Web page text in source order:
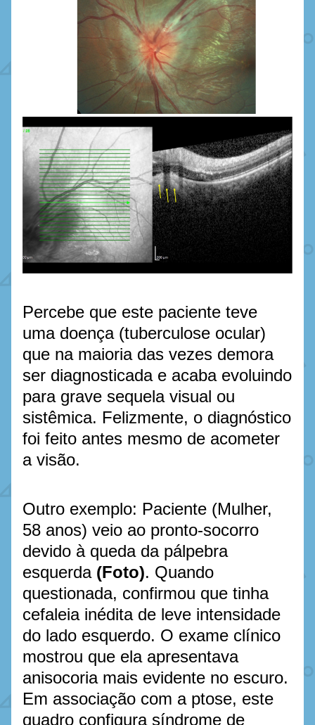
Percebe que este paciente teve
uma doença (tuberculose ocular)
que na maioria das vezes demora
ser diagnosticada e acaba evoluindo
para grave sequela visual ou
sistêmica. Felizmente, o diagnóstico
foi feito antes mesmo de acometer
a visão.
Outro exemplo: Paciente (Mulher,
58 anos) veio ao pronto-socorro
devido à queda da pálpebra
esquerda (Foto). Quando
questionada, confirmou que tinha
cefaleia inédita de leve intensidade
do lado esquerdo. O exame clínico
mostrou que ela apresentava
anisocoria mais evidente no escuro.
Em associação com a ptose, este
quadro configura síndrome de